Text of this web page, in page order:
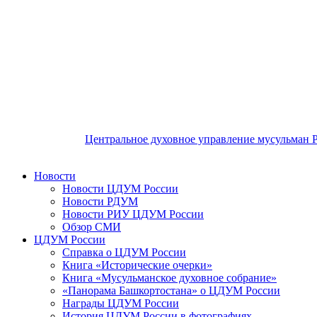
Центральное духовное управление мусульман
Новости
Новости ЦДУМ России
Новости РДУМ
Новости РИУ ЦДУМ России
Обзор СМИ
ЦДУМ России
Справка о ЦДУМ России
Книга «Исторические очерки»
Книга «Мусульманское духовное собрание»
«Панорама Башкортостана» о ЦДУМ России
Награды ЦДУМ России